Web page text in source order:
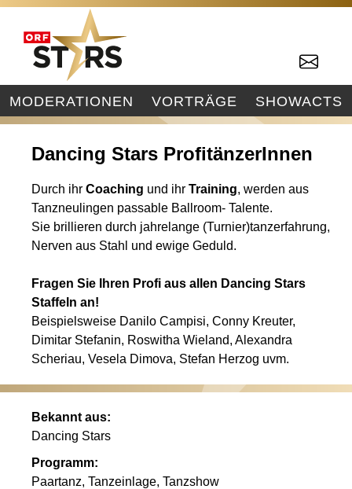
MODERATIONEN VORTRÄGE SHOWACTS
Dancing Stars ProfitänzerInnen
Durch ihr Coaching und ihrTraining, werden aus
Tanzneulingen passable Ballroom- Talente.
Sie brillieren durch jahrelange (Turnier)tanzerfahrung,
Nerven aus Stahl und ewige Geduld.
Fragen Sie Ihren Profi aus allen Dancing Stars
Staffeln an!
Beispielsweise Danilo Campisi, Conny Kreuter,
Dimitar Stefanin, Roswitha Wieland, Alexandra
Scheriau, Vesela Dimova, Stefan Herzog uvm.
Bekannt aus:
Dancing Stars
Programm:
Paartanz, Tanzeinlage, Tanzshow